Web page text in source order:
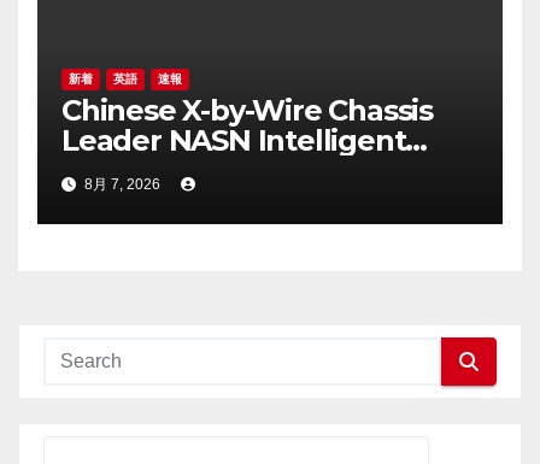
新着 英語 速報
Chinese X-by-Wire Chassis
Leader NASN Intelligent
Tech Lists on Hong Kong
Stock Exchange
8月 7, 2026